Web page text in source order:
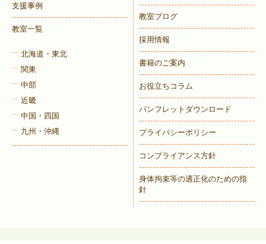
支援事例
教室一覧
北海道・東北
関東
中部
近畿
中国・四国
九州・沖縄
教室ブログ
採用情報
書籍のご案内
お役立ちコラム
パンフレットダウンロード
プライバシーポリシー
コンプライアンス方針
身体拘束等の適正化のための指
針